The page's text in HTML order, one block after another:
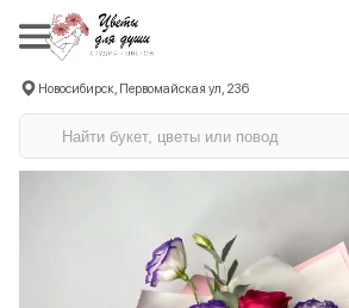
Новосибирск, Первомайская ул, 236